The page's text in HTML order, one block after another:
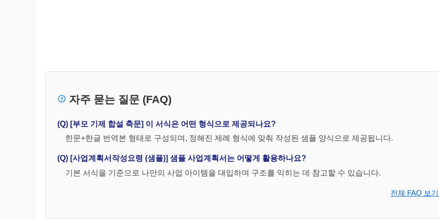
자주 묻는 질문 (FAQ)
(Q) [부모 기제 합설 축문] 이 서식은 어떤 형식으로 제공되나요?
한문+한글 번역본 형태로 구성되며, 정해진 제례 형식에 맞춰 작성된 샘플 양식으로 제공됩니다.
(Q) [사업계획서작성요령 (샘플)] 샘플 사업계획서는 어떻게 활용하나요?
기본 서식을 기준으로 나만의 사업 아이템을 대입하며 구조를 익히는 데 참고할 수 있습니다.
전체 FAQ 보